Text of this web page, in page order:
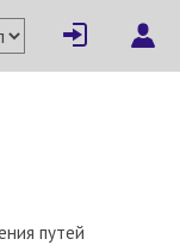
путей
поставщику